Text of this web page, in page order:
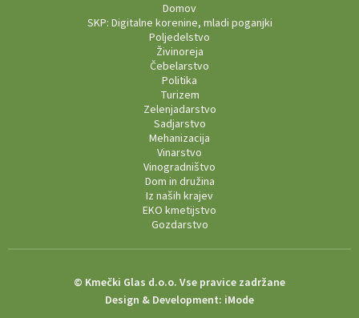
Domov
SKP: Digitalne korenine, mladi poganjki
Poljedelstvo
Živinoreja
Čebelarstvo
Politika
Turizem
Zelenjadarstvo
Sadjarstvo
Mehanizacija
Vinarstvo
Vinogradništvo
Dom in družina
Iz naših krajev
EKO kmetijstvo
Gozdarstvo
© Kmečki Glas d.o.o. Vse pravice zadržane
Design & Development: iMode